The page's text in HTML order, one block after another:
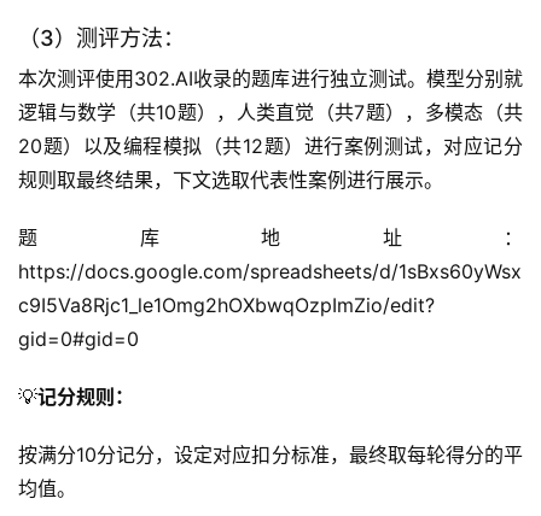
（3）测评方法：
本次测评使用302.AI收录的题库进行独立测试。模型分别就
逻辑与数学（共10题），人类直觉（共7题），多模态（共
20题）以及编程模拟（共12题）进行案例测试，对应记分
规则取最终结果，下文选取代表性案例进行展示。
题库地址：
https://docs.google.com/spreadsheets/d/1sBxs60yWsx
c9I5Va8Rjc1_le1Omg2hOXbwqOzpImZio/edit?
gid=0#gid=0
💡记分规则：
按满分10分记分，设定对应扣分标准，最终取每轮得分的平
均值。